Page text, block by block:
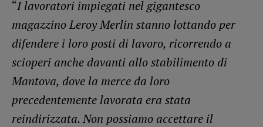
“I lavoratori impiegati nel gigantesco
magazzino Leroy Merlin stanno lottando per
difendere i loro posti di lavoro, ricorrendo a
scioperi anche davanti allo stabilimento di
Mantova, dove la merce da loro
precedentemente lavorata era stata
reindirizzata. Non possiamo accettare il